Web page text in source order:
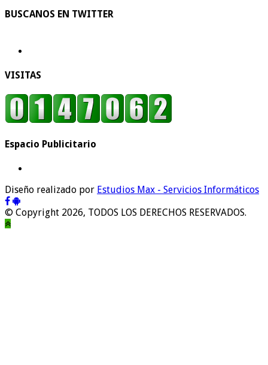
BUSCANOS EN TWITTER
VISITAS
Espacio Publicitario
Diseño realizado por Estudios Max - Servicios Informáticos
© Copyright 2026, TODOS LOS DERECHOS RESERVADOS.